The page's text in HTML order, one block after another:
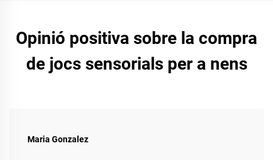
Opinió positiva sobre la compra
de jocs sensorials per a nens
Maria Gonzalez